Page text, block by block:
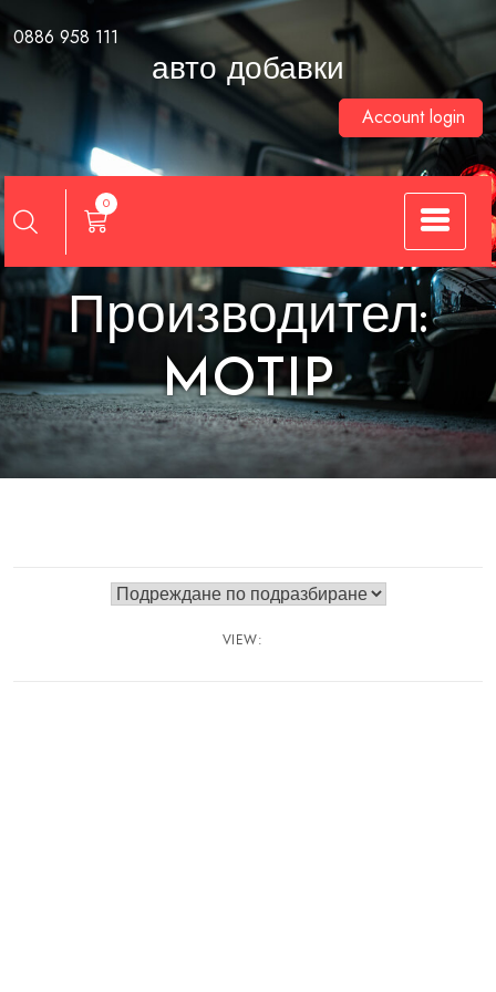
content
0886 958 111
авто добавки
Account login
0
Производител:
MOTIP
VIEW: